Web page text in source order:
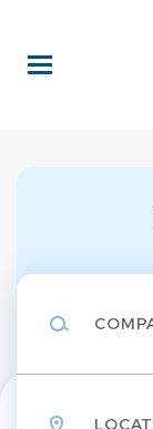
main
content